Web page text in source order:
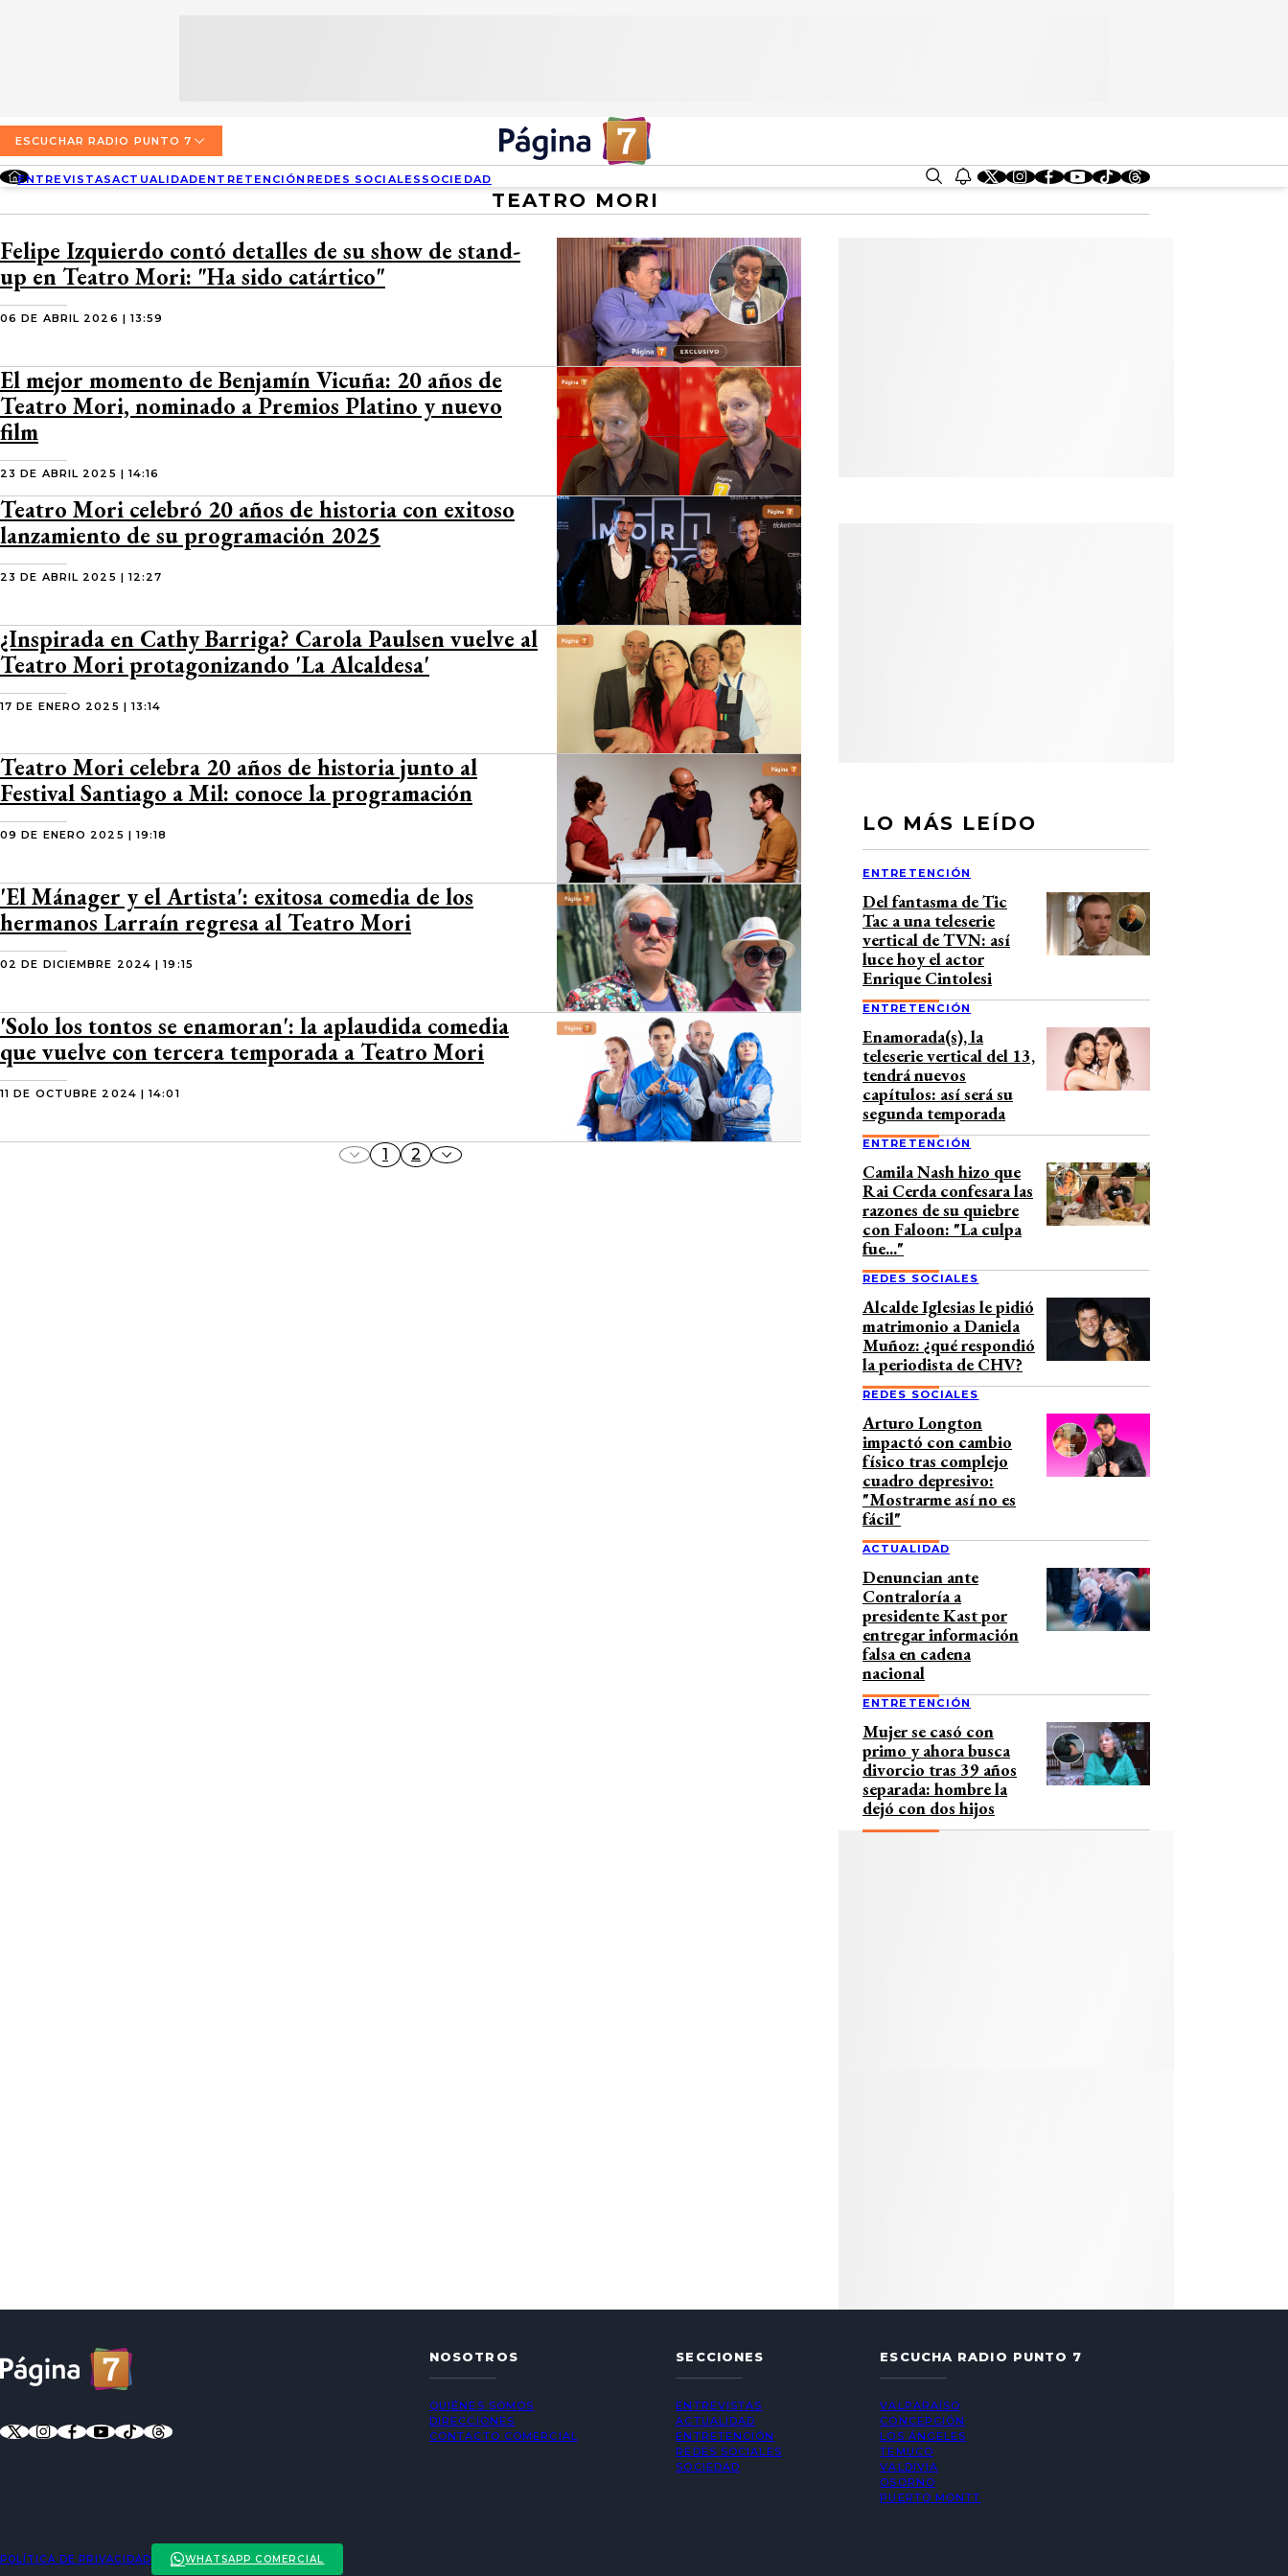
ACTUALIDAD
ENTRETENCIÓN
SOCIEDAD
CONCEPCIÓN
TEMUCO
VALDIVIA
PUERTO MONTT
QUIÉNES SOMOS
DIRECCIONES
CONTACTO COMERCIAL
TARIFAS POLÍTICAS PÁGINA 7
TARIFAS POLÍTICAS RADIO PUNTO 7
POLÍTICA DE PRIVACIDAD
ESCUCHAR RADIO PUNTO 7
ENTREVISTASACTUALIDADENTRETENCIÓN REDES SOCIALES SOCIEDAD
TEATRO MORI
Felipe Izquierdo contó detalles de su show de stand-
up en Teatro Mori: "Ha sido catártico"
06 DE ABRIL 2026 | 13:59
El mejor momento de Benjamín Vicuña: 20 años de
Teatro Mori, nominado a Premios Platino y nuevo
film
23 DE ABRIL 2025 | 14:16
Teatro Mori celebró 20 años de historia con exitoso
lanzamiento de su programación 2025
23 DE ABRIL 2025 | 12:27
¿Inspirada en Cathy Barriga? Carola Paulsen vuelve al
Teatro Mori protagonizando 'La Alcaldesa'
17 DE ENERO 2025 | 13:14
Teatro Mori celebra 20 años de historia junto al
Festival Santiago a Mil: conoce la programación
09 DE ENERO 2025 | 19:18
'El Mánager y el Artista': exitosa comedia de los
hermanos Larraín regresa al Teatro Mori
02 DE DICIEMBRE 2024 | 19:15
'Solo los tontos se enamoran': la aplaudida comedia
que vuelve con tercera temporada a Teatro Mori
11 DE OCTUBRE 2024 | 14:01
1 2
LO MÁS LEÍDO
ENTRETENCIÓN
Del fantasma de Tic
Tac a una teleserie
vertical de TVN: así
luce hoy el actor
Enrique Cintolesi
ENTRETENCIÓN
Enamorada(s), la
teleserie vertical del 13,
tendrá nuevos
capítulos: así será su
segunda temporada
ENTRETENCIÓN
Camila Nash hizo que
Rai Cerda confesara las
razones de su quiebre
con Faloon: "La culpa
fue..."
REDES SOCIALES
Alcalde Iglesias le pidió
matrimonio a Daniela
Muñoz: ¿qué respondió
la periodista de CHV?
REDES SOCIALES
Arturo Longton
impactó con cambio
físico tras complejo
cuadro depresivo:
"Mostrarme así no es
fácil"
ACTUALIDAD
Denuncian ante
Contraloría a
presidente Kast por
entregar información
falsa en cadena
nacional
ENTRETENCIÓN
Mujer se casó con
primo y ahora busca
divorcio tras 39 años
separada: hombre la
dejó con dos hijos
NOSOTROS
QUIÉNES SOMOS
DIRECCIONES
CONTACTO COMERCIAL
SECCIONES
ENTREVISTAS
ACTUALIDAD
ENTRETENCIÓN
REDES SOCIALES
SOCIEDAD
ESCUCHA RADIO PUNTO 7
VALPARAÍSO
CONCEPCIÓN
LOS ÁNGELES
TEMUCO
VALDIVIA
OSORNO
PUERTO MONTT
POLÍTICA DE PRIVACIDAD WHATSAPP COMERCIAL